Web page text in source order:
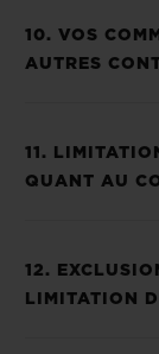
10. VOS
AUTRES
11.
QUANT AU
12.
LIMITATION